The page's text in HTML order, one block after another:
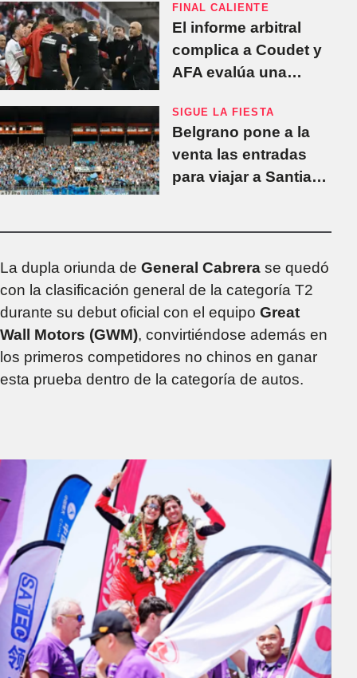
“Fuimos
merecedores de la
victoria”
FINAL CALIENTE
El informe arbitral
complica a Coudet y
AFA evalúa una
la final con Belgrano
SIGUE LA FIESTA
Belgrano pone a la
venta las entradas
para viajar a Santiago
La dupla oriunda de General Cabrera se quedó
con la clasificación general de la categoría T2
durante su debut oficial con el equipo Great
Wall Motors (GWM), convirtiéndose además en
los primeros competidores no chinos en ganar
esta prueba dentro de la categoría de autos.